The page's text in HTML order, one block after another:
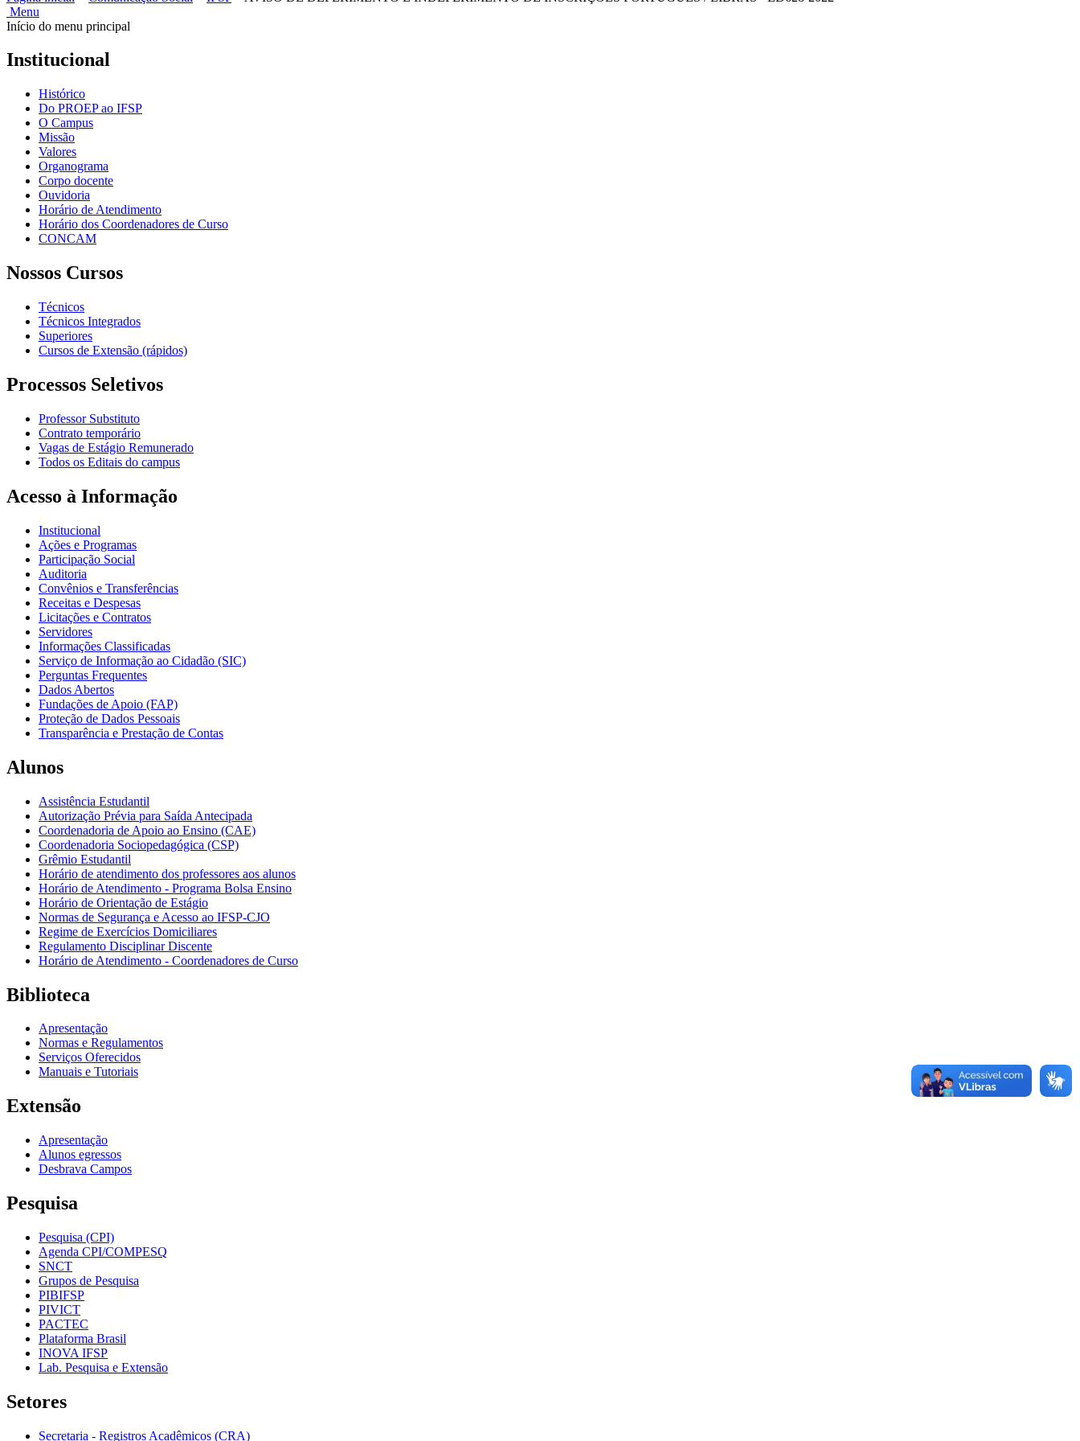
Menu
Início do menu principal
Institucional
Histórico
Do PROEP ao IFSP
O Campus
Missão
Valores
Organograma
Corpo docente
Ouvidoria
Horário de Atendimento
Horário dos Coordenadores de Curso
CONCAM
Nossos Cursos
Técnicos
Técnicos Integrados
Superiores
Cursos de Extensão (rápidos)
Processos Seletivos
Professor Substituto
Contrato temporário
Vagas de Estágio Remunerado
Todos os Editais do campus
Acesso à Informação
Institucional
Ações e Programas
Participação Social
Auditoria
Convênios e Transferências
Receitas e Despesas
Licitações e Contratos
Servidores
Informações Classificadas
Serviço de Informação ao Cidadão (SIC)
Perguntas Frequentes
Dados Abertos
Fundações de Apoio (FAP)
Proteção de Dados Pessoais
Transparência e Prestação de Contas
Alunos
Assistência Estudantil
Autorização Prévia para Saída Antecipada
Coordenadoria de Apoio ao Ensino (CAE)
Coordenadoria Sociopedagógica (CSP)
Grêmio Estudantil
Horário de atendimento dos professores aos alunos
Horário de Atendimento - Programa Bolsa Ensino
Horário de Orientação de Estágio
Normas de Segurança e Acesso ao IFSP-CJO
Regime de Exercícios Domiciliares
Regulamento Disciplinar Discente
Horário de Atendimento - Coordenadores de Curso
Biblioteca
Apresentação
Normas e Regulamentos
Serviços Oferecidos
Manuais e Tutoriais
Extensão
Apresentação
Alunos egressos
Desbrava Campos
Pesquisa
Pesquisa (CPI)
Agenda CPI/COMPESQ
SNCT
Grupos de Pesquisa
PIBIFSP
PIVICT
PACTEC
Plataforma Brasil
INOVA IFSP
Lab. Pesquisa e Extensão
Setores
Secretaria - Registros Acadêmicos (CRA)